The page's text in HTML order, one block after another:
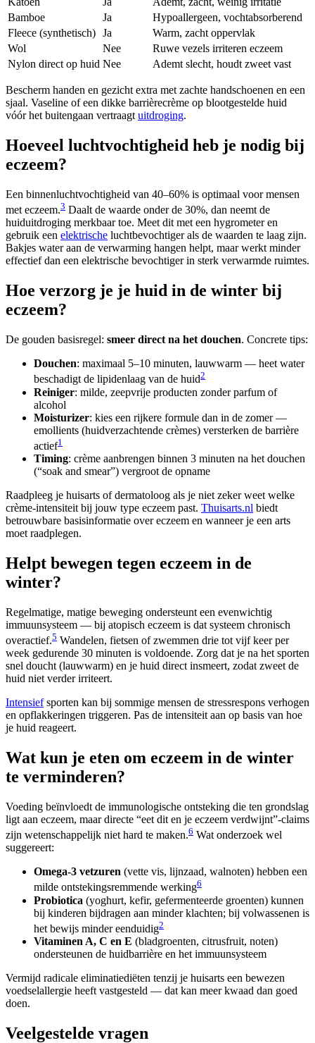
Bamboe
Ja
Hypoallergeen, vochtabsorberend
Fleece (synthetisch) Ja
Warm, zacht oppervlak
Wol
Nee
Ruwe vezels irriteren eczeem
Nylon direct op huid Nee Ademt slecht, houdt zweet vast
Bescherm handen en gezicht extra met zachte handschoenen en een
sjaal. Vaseline of een dikke barrièrecrème op blootgestelde huid
vóór het buitengaan vertraagt uitdroging.
Hoeveel luchtvochtigheid heb je nodig bij
eczeem?
Een binnenluchtvochtigheid van 40–60% is optimaal voor mensen
met eczeem.3 Daalt de waarde onder de 30%, dan neemt de
huiduitdroging merkbaar toe. Meet dit met een hygrometer en
gebruik een elektrische luchtbevochtiger als de waarden te laag zijn.
Bakjes water aan de verwarming hangen helpt, maar werkt minder
effectief dan een elektrische bevochtiger in sterk verwarmde ruimtes.
Hoe verzorg je je huid in de winter bij
eczeem?
De gouden basisregel: smeer direct na het douchen. Concrete tips:
Douchen: maximaal 5–10 minuten, lauwwarm — heet water
beschadigt de lipidenlaag van de huid2
Reiniger: milde, zeepvrije producten zonder parfum of
alcohol
Moisturizer: kies een rijkere formule dan in de zomer —
emollients (huidverzachtende crèmes) versterken de barrière
actief1
Timing: crème aanbrengen binnen 3 minuten na het douchen
(“soak and smear”) vergroot de opname
Raadpleeg je huisarts of dermatoloog als je niet zeker weet welke
crème-intensiteit bij jouw type eczeem past. Thuisarts.nl biedt
betrouwbare basisinformatie over eczeem en wanneer je een arts
moet raadplegen.
Helpt bewegen tegen eczeem in de
winter?
Regelmatige, matige beweging ondersteunt een evenwichtig
immuunsysteem — bij atopisch eczeem is dat systeem chronisch
overactief.5 Wandelen, fietsen of zwemmen drie tot vijf keer per
week gedurende 30 minuten is voldoende. Zorg dat je na het sporten
snel doucht (lauwwarm) en je huid direct insmeert, zodat zweet de
huid niet verder irriteert.
Intensiefsporten kan bij sommige mensen de stressrespons verhogen
en opflakkeringen triggeren. Pas de intensiteit aan op basis van hoe
je huid reageert.
Wat kun je eten om eczeem in de winter
te verminderen?
Voeding beïnvloedt de immunologische ontsteking die ten grondslag
ligt aan eczeem, maar directe “eet dit en je eczeem verdwijnt”-claims
zijn wetenschappelijk niet hard te maken.6 Wat onderzoek wel
suggereert:
Omega-3 vetzuren (vette vis, lijnzaad, walnoten) hebben een
milde ontstekingsremmende werking6
Probiotica (yoghurt, kefir, gefermenteerde groenten) kunnen
bij kinderen bijdragen aan minder klachten; bij volwassenen is
het bewijs minder eenduidig2
Vitaminen A, C en E (bladgroenten, citrusfruit, noten)
ondersteunen de huidbarrière en het immuunsysteem
Vermijd radicale eliminatiediëten tenzij je huisarts een bewezen
voedselallergie heeft vastgesteld — dat kan meer kwaad dan goed
doen.
Veelgestelde vragen